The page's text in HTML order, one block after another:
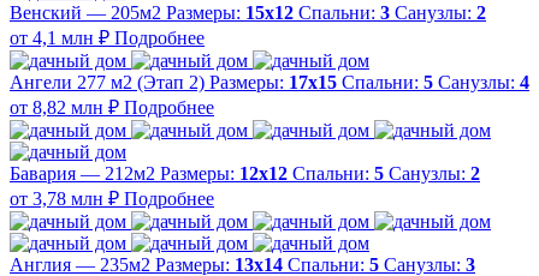
Венский — 205м2 Размеры: 15х12 Спальни: 3 Санузлы: 2
от 4,1 млн ₽ Подробнее
Ангели 277 м2 (Этап 2) Размеры: 17х15 Спальни: 5 Санузлы: 4
от 8,82 млн ₽ Подробнее
Бавария — 212м2 Размеры: 12х12 Спальни: 5 Санузлы: 2
от 3,78 млн ₽ Подробнее
Англия — 235м2 Размеры: 13х14 Спальни: 5 Санузлы: 3